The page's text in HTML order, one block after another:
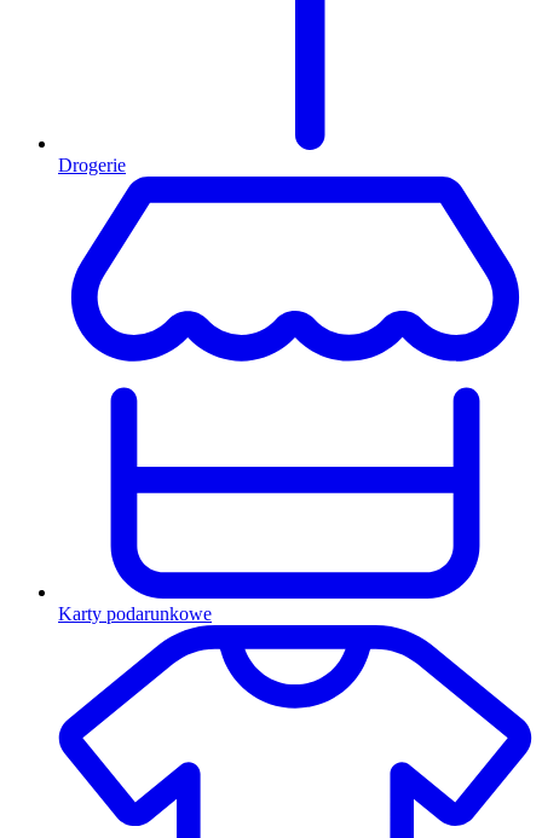
Drogerie
Karty podarunkowe